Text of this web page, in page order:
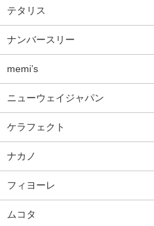
テタリス
ナンバースリー
memi’s
ニューウェイジャパン
ケラフェクト
ナカノ
フィヨーレ
ムコタ